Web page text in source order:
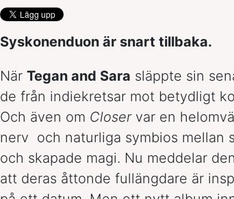
Syskonenduon är snart tillbaka.
När Tegan and Sara släppte sin
de från indiekretsar mot betydligt
Och även om Closervar en
nerv och naturliga symbios mellan
och skapade magi. Nu meddelar
att deras åttonde fullängdare är